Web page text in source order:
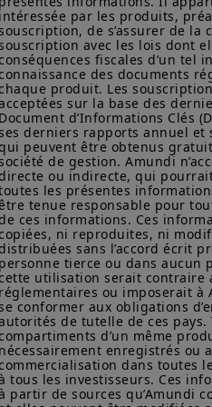
ou résidents des États-Unis
« Ressortissants des États-Unis »
« Règlement S » de laSecurities
vertu de la loi américaine
d'investissement décrits sur ce
enregistrés en vertu des lois
mobilières des États-Unis ou de
américain. Par conséquent,
peut être offert ou vendu
États-Unis d'Amérique (y
possessions américains), aux
Unis d'Amérique ou à des «
vous êtes un « Ressortissant des
autorisé à accéder à ce site et
connecter à amundi.com/
Les informations disponibles
informatif seulement. Aucune
une offre d’achat, une
d’investissement quant à l'achat
offre ou une sollicitation par
sociétés affiliées de fournir un
service financier, juridique, fiscal
ou vendre des titres ou d’autres
informations contenues sur ce
par les produits,
de s’assurer de la
avec les lois dont
fiscales d’un tel
des documents
produit. Les
sur la base des
d’Informations Clés
derniers rapports annuel et
peuvent être obtenus
de gestion. Amundi
ou indirecte, qui
les présentes
tenue responsable pour
ces informations. Ces
ni reproduites, ni
sans l’accord écrit
tierce ou dans aucun
utilisation serait contraire
ou imposerait à
conformer aux obligations
de tutelle de ces pays.
d’un même
enregistrés ou
dans toutes
tous les investisseurs. Ces
partir de sources qu’Amundi